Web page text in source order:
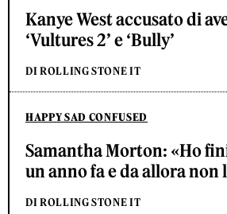
Kanye West accusato di
‘Vultures 2’ e ‘Bully’
DI ROLLING STONE IT
HAPPY SAD CONFUSED
Samantha Morton: «Ho
un anno fa e da allora non
DI ROLLING STONE IT